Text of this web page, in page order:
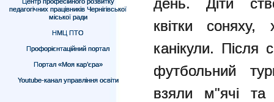
педагогічних працівників Чернігівської
міської ради
НМЦ ПТО
Профорієнтаційний портал
Портал «Моя кар’єра»
Youtube-канал управління освіти
квітки соняху,
канікули. Після
футбольний
взяли м"ячі та